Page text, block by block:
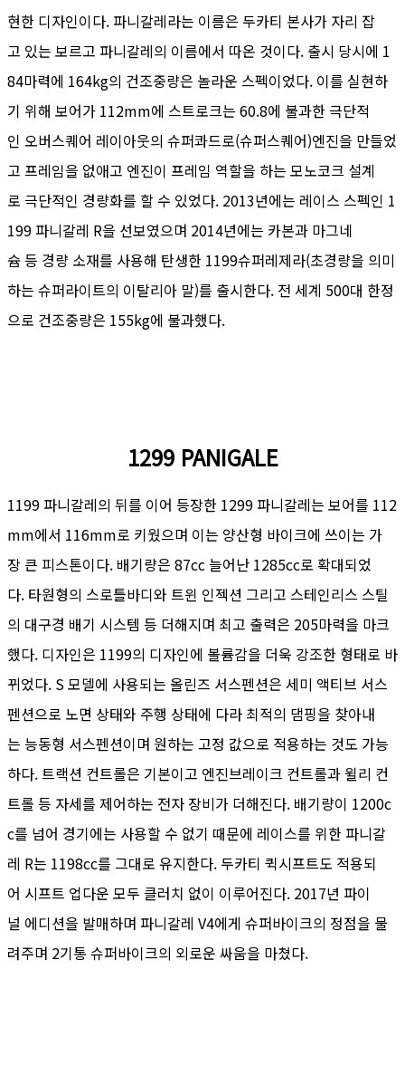
현한 디자인이다. 파니갈레라는 이름은 두카티 본사가 자리 잡
고 있는 보르고 파니갈레의 이름에서 따온 것이다. 출시 당시에 1
84마력에 164kg의 건조중량은 놀라운 스펙이었다. 이를 실현하
기 위해 보어가 112mm에 스트로크는 60.8에 불과한 극단적
인 오버스퀘어 레이아웃의 슈퍼콰드로(슈퍼스퀘어)엔진을 만들었
고 프레임을 없애고 엔진이 프레임 역할을 하는 모노코크 설계
로 극단적인 경량화를 할 수 있었다. 2013년에는 레이스 스펙인 1
199 파니갈레 R을 선보였으며 2014년에는 카본과 마그네
슘 등 경량 소재를 사용해 탄생한 1199슈퍼레제라(초경량을 의미
하는 슈퍼라이트의 이탈리아 말)를 출시한다. 전 세계 500대 한정
으로 건조중량은 155kg에 불과했다.
1299 PANIGALE
1199 파니갈레의 뒤를 이어 등장한 1299 파니갈레는 보어를 112
mm에서 116mm로 키웠으며 이는 양산형 바이크에 쓰이는 가
장 큰 피스톤이다. 배기량은 87cc 늘어난 1285cc로 확대되었
다. 타원형의 스로틀바디와 트윈 인젝션 그리고 스테인리스 스틸
의 대구경 배기 시스템 등 더해지며 최고 출력은 205마력을 마크
했다. 디자인은 1199의 디자인에 볼륨감을 더욱 강조한 형태로 바
뀌었다. S 모델에 사용되는 올린즈 서스펜션은 세미 액티브 서스
펜션으로 노면 상태와 주행 상태에 다라 최적의 댐핑을 찾아내
는 능동형 서스펜션이며 원하는 고정 값으로 적용하는 것도 가능
하다. 트랙션 컨트롤은 기본이고 엔진브레이크 컨트롤과 윌리 컨
트롤 등 자세를 제어하는 전자 장비가 더해진다. 배기량이 1200c
c를 넘어 경기에는 사용할 수 없기 때문에 레이스를 위한 파니갈
레 R는 1198cc를 그대로 유지한다. 두카티 퀵시프트도 적용되
어 시프트 업다운 모두 클러치 없이 이루어진다. 2017년 파이
널 에디션을 발매하며 파니갈레 V4에게 슈퍼바이크의 정점을 물
려주며 2기통 슈퍼바이크의 외로운 싸움을 마쳤다.